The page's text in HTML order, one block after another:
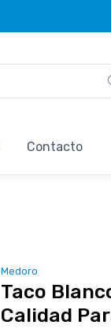
Contacto
Medoro
Taco
Calidad